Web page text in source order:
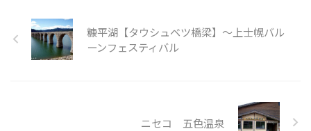
糠平湖【タウシュベツ橋梁】～上士幌バル
ーンフェスティバル
ニセコ 五色温泉